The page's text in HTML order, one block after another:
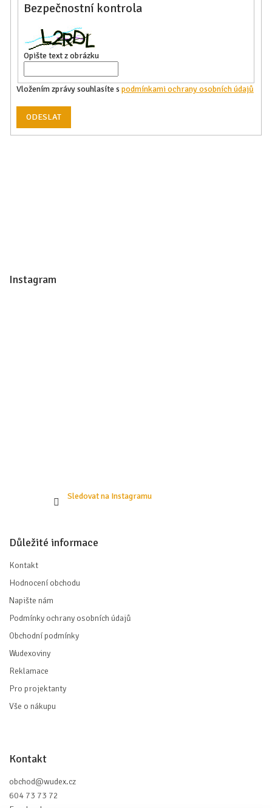
Bezpečnostní kontrola
Opište text z obrázku
Vložením zprávy souhlasíte s podmínkami ochrany osobních údajů
ODESLAT
Instagram
Sledovat na Instagramu
Důležité informace
Kontakt
Hodnocení obchodu
Napište nám
Podmínky ochrany osobních údajů
Obchodní podmínky
Wudexoviny
Reklamace
Pro projektanty
Vše o nákupu
Kontakt
obchod@wudex.cz
604 73 73 72